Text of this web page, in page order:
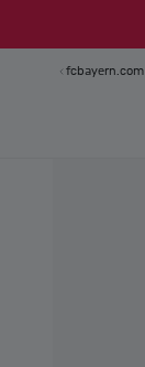
fcbayern.com